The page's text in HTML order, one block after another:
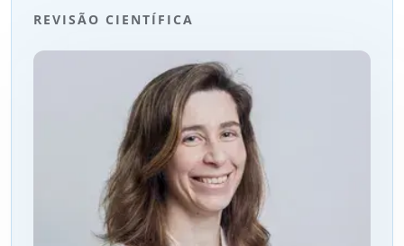
REVISÃO CIENTÍFICA